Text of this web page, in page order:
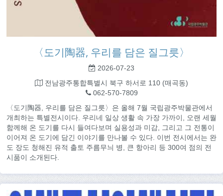
〈도기陶器, 우리를 담은 질그릇〉
2026-07-23
전남광주통합특별시 북구 하서로 110 (매곡동)
062-570-7809
〈도기陶器, 우리를 담은 질그릇〉은 올해 7월 국립광주박물관에서
개최하는 특별전시이다. 우리네 일상 생활 속 가장 가까이, 오랜 세월
함께해 온 도기를 다시 들여다보며 실용성과 미감, 그리고 그 전통이
이어져 온 도기에 담긴 이야기를 만나볼 수 있다. 이번 전시에서는 완
도 장도 청해진 유적 출토 주름무늬 병, 큰 항아리 등 300여 점의 전
시품이 소개된다.